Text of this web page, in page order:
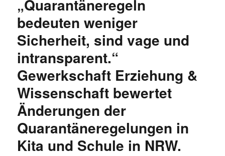
„Quarantäneregeln
bedeuten weniger
Sicherheit, sind vage und
intransparent.“
Gewerkschaft Erziehung &
Wissenschaft bewertet
Änderungen der
Quarantäneregelungen in
Kita und Schule in NRW.